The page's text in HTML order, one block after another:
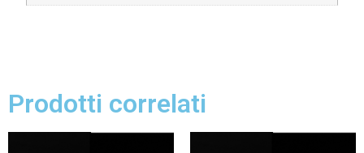
Prodotti correlati